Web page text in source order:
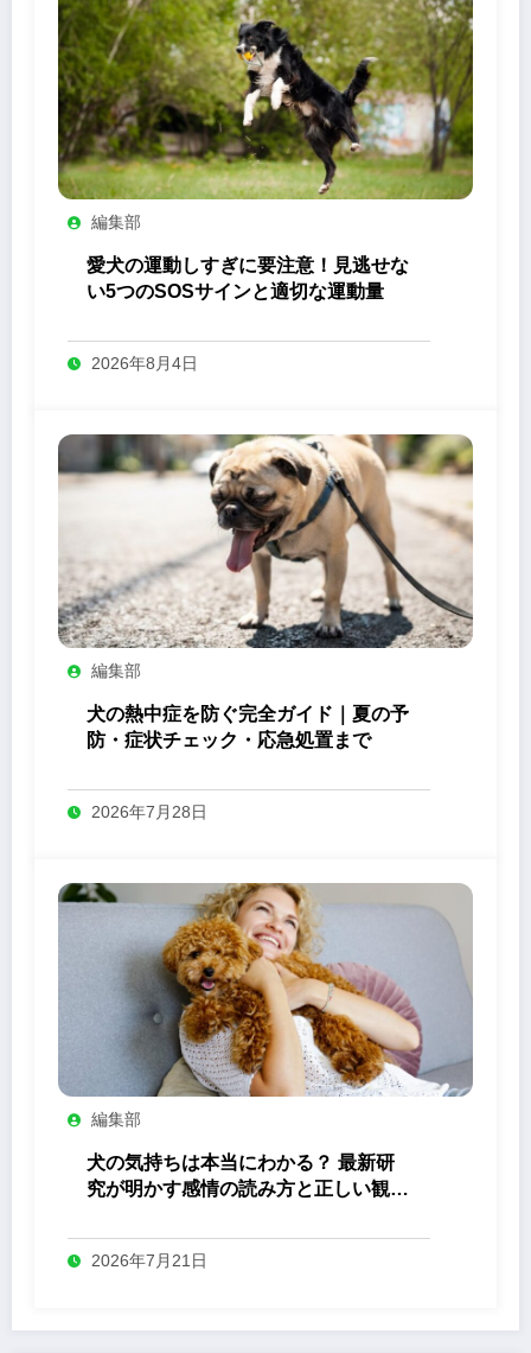
編集部
愛犬の運動しすぎに要注意！見逃せな
い5つのSOSサインと適切な運動量
2026年8月4日
編集部
犬の熱中症を防ぐ完全ガイド｜夏の予
防・症状チェック・応急処置まで
2026年7月28日
編集部
犬の気持ちは本当にわかる？ 最新研
究が明かす感情の読み方と正しい観察
2026年7月21日